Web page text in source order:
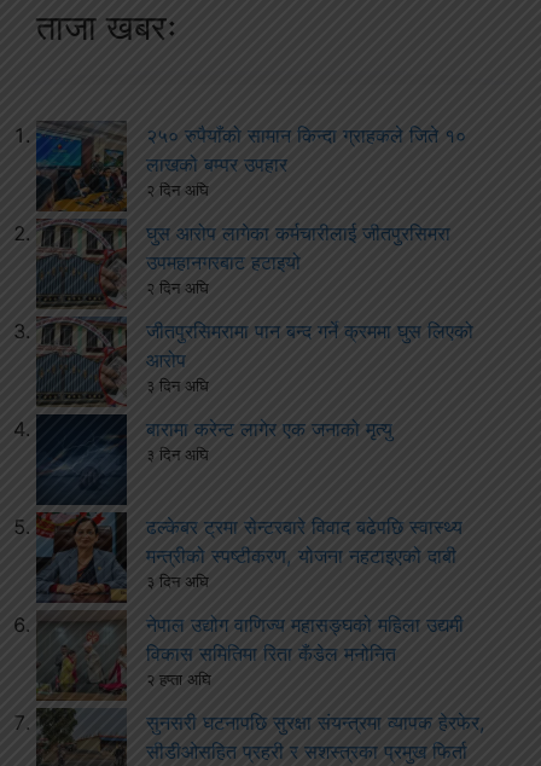
ताजा खबरः
२५० रुपैयाँको सामान किन्दा ग्राहकले जिते १०
लाखको बम्पर उपहार
२ दिन अघि
घुस आरोप लागेका कर्मचारीलाई जीतपुरसिमरा
उपमहानगरबाट हटाइयो
२ दिन अघि
जीतपुरसिमरामा पान बन्द गर्ने क्रममा घुस लिएको
आरोप
३ दिन अघि
बारामा करेन्ट लागेर एक जनाको मृत्यु
३ दिन अघि
ढल्केबर ट्रमा सेन्टरबारे विवाद बढेपछि स्वास्थ्य
मन्त्रीको स्पष्टीकरण, योजना नहटाइएको दाबी
३ दिन अघि
नेपाल उद्योग वाणिज्य महासङ्घको महिला उद्यमी
विकास समितिमा रिता कँडेल मनोनित
२ हप्ता अघि
सुनसरी घटनापछि सुरक्षा संयन्त्रमा व्यापक हेरफेर,
सीडीओसहित प्रहरी र सशस्त्रका प्रमुख फिर्ता